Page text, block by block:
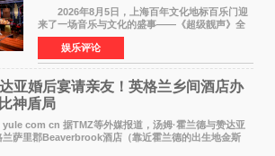
2026年8月5日，上海百年文化地标百乐门迎
来了一场音乐与文化的盛事——《超级靓声》全
国励志音乐公益节目上海唱区新闻发布会暨启动
仪式在此隆重举行。各界领导、嘉宾与媒体朋友
齐聚一堂，共同
娱乐评论
亚婚后宴请亲友！英格兰乡间酒店办
神盾局
com cn 据TMZ等外媒报道，汤姆·霍兰德与赞达亚
兰萨里郡Beaverbrook酒店（靠近霍兰德的出生地金斯
朋友们喝喜酒，庆祝